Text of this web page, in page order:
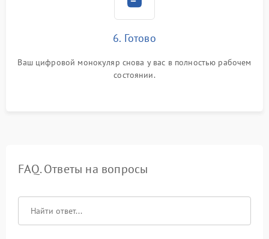
6. Готово
Ваш цифровой монокуляр снова у вас в полностью рабочем
состоянии.
FAQ. Ответы на вопросы